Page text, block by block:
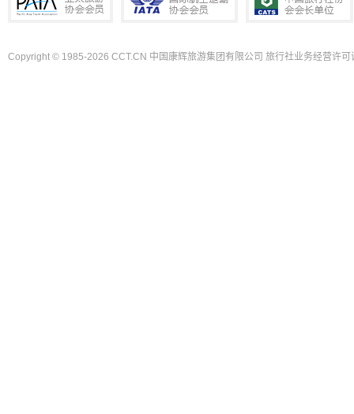
Copyright © 1985-2026 CCT.CN 中国康辉旅游集团有限公司 旅行社业务经营许